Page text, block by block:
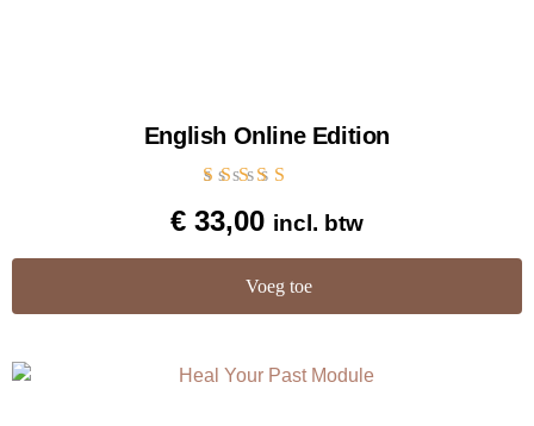
English Online Edition
5.00
uit 5
€ 33,00 incl. btw
Voeg toe